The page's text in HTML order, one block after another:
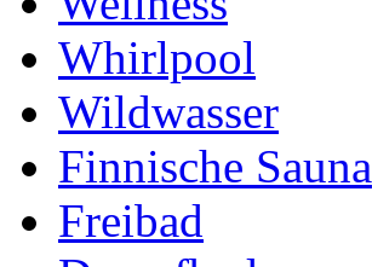
Whirlpool
Wildwasser
Finnische Sauna
Freibad